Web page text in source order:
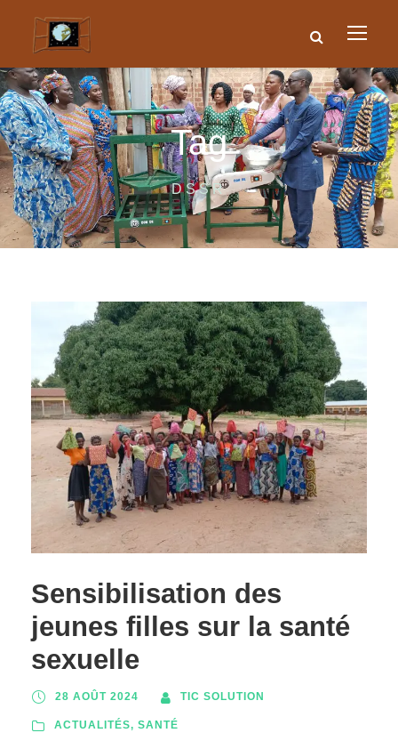
Tag
DSSR
Sensibilisation des
jeunes filles sur la santé
sexuelle
28 AOÛT 2024 TIC SOLUTION
ACTUALITÉS, SANTÉ